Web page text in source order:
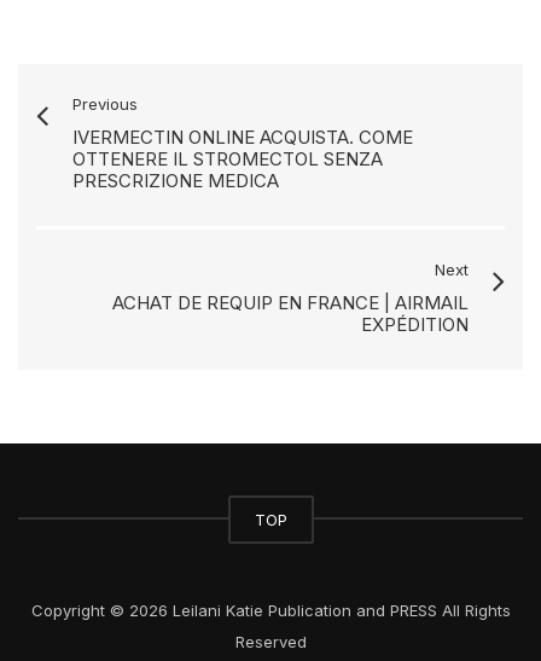
Previous
IVERMECTIN ONLINE ACQUISTA. COME
OTTENERE IL STROMECTOL SENZA
PRESCRIZIONE MEDICA
Next
ACHAT DE REQUIP EN FRANCE | AIRMAIL
EXPÉDITION
TOP
Copyright © 2026 Leilani Katie Publication and PRESS All Rights
Reserved